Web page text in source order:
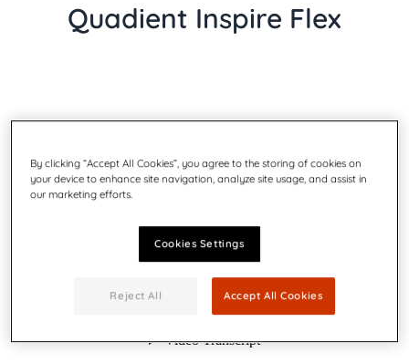
Quadient Inspire Flex
By clicking “Accept All Cookies”, you agree to the storing of cookies on
your device to enhance site navigation, analyze site usage, and assist in
our marketing efforts.
Cookies Settings
Reject All Accept All Cookies